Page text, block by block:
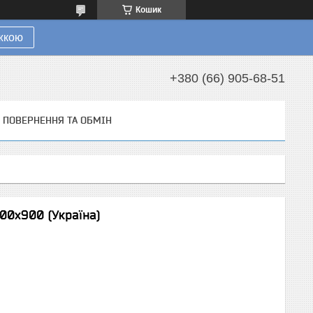
Кошик
+380 (66) 905-68-51
ПОВЕРНЕННЯ ТА ОБМІН
(Україна)